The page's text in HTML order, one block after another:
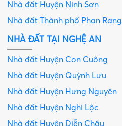
Nhà đất Huyện Ninh Sơn
Nhà đất Thành phố Phan Rang
NHÀ ĐẤT TẠI NGHỆ AN
Nhà đất Huyện Con Cuông
Nhà đất Huyện Quỳnh Lưu
Nhà đất Huyện Hưng Nguyên
Nhà đất Huyện Nghi Lộc
Nhà đất Huyện Diễn Châu